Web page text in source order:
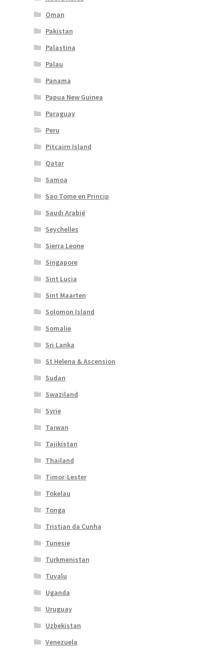
Oman
Pakistan
Palastina
Palau
Panama
Papua New Guinea
Paraguay
Peru
Pitcairn Island
Qatar
Samoa
Sao Tome en Princip
Saudi Arabië
Seychelles
Sierra Leone
Singapore
Sint Lucia
Sint Maarten
Solomon Island
Somalie
Sri Lanka
St Helena & Ascension
Sudan
Swaziland
Syrie
Taiwan
Tajikistan
Thailand
Timor-Lester
Tokelau
Tonga
Tristian da Cunha
Tunesie
Turkmenistan
Tuvalu
Uganda
Uruguay
Uzbekistan
Venezuela